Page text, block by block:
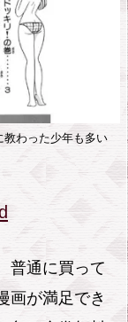
教わった少年も多い
普通に買って
画が満足でき